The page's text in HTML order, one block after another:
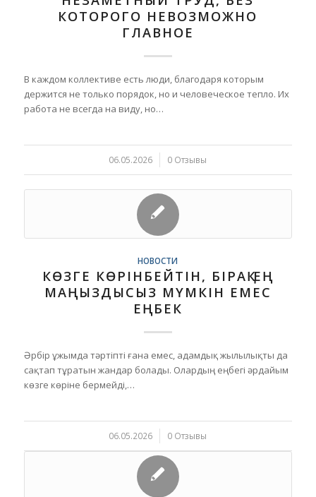
КОТОРОГО НЕВОЗМОЖНО
ГЛАВНОЕ
В каждом коллективе есть люди, благодаря которым
держится не только порядок, но и человеческое тепло. Их
работа не всегда на виду, но…
06.05.2026
/ 0 Отзывы
НОВОСТИ
КӨЗГЕ КӨРІНБЕЙТІН, БІРАҚ ЕҢ
МАҢЫЗДЫСЫЗ МҮМКІН ЕМЕС
ЕҢБЕК
Әрбір ұжымда тәртіпті ғана емес, адамдық жылылықты да
сақтап тұратын жандар болады. Олардың еңбегі әрдайым
көзге көріне бермейді,…
06.05.2026
/ 0 Отзывы